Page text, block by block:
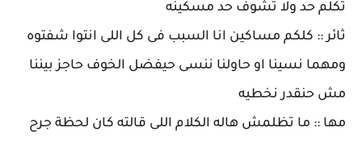
تكلم حد ولا تشوف حد مسكينه
ثائر :: كلكم مساكين انا السبب فى كل اللى انتوا شفتوه
ومهما نسينا او حاولنا ننسى حيفضل الخوف حاجز بيننا
مش حنقدر نخطيه
مها :: ما تظلمش هاله الكلام اللى قالته كان لحظة جرح